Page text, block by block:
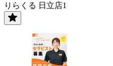
りらくる 日立店1